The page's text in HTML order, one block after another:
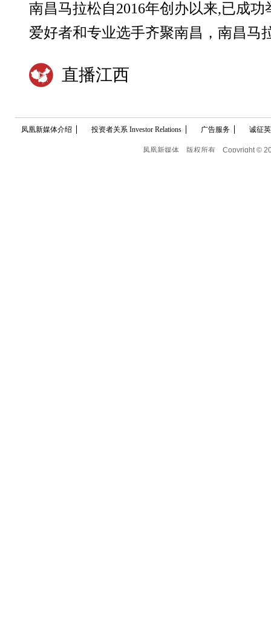
南昌马拉松自2016年创办以来,已成
爱好者和专业选手齐聚南昌，南昌马
直播江西
凤凰新媒体介绍 投资者关系 Investor Relations 广告服务 诚征
凤凰新媒体 版权所有 Copyright ©